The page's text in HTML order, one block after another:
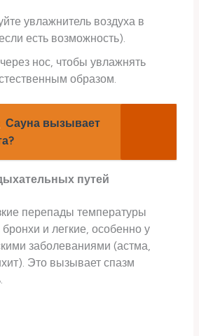
увлажнитель воздуха в
есть возможность).
нос, чтобы увлажнять
образом.
Сауна вызывает
путей
перепады температуры
и легкие, особенно у
заболеваниями (астма,
Это вызывает спазм